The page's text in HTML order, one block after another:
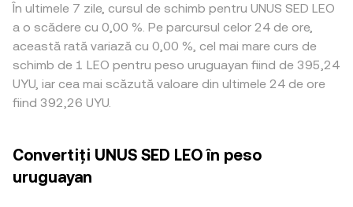
În ultimele 7 zile, cursul de schimb pentru UNUS SED LEO
a o scădere cu 0,00 %. Pe parcursul celor 24 de ore,
această rată variază cu 0,00 %, cel mai mare curs de
schimb de 1 LEO pentru peso uruguayan fiind de 395,24
UYU, iar cea mai scăzută valoare din ultimele 24 de ore
fiind 392,26 UYU.
Convertiți UNUS SED LEO în peso
uruguayan